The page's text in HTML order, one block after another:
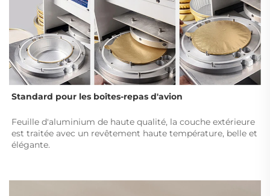
Standard pour les boîtes-repas d'avion
Feuille d'aluminium de haute qualité, la couche extérieure
est traitée avec un revêtement haute température, belle et
élégante.